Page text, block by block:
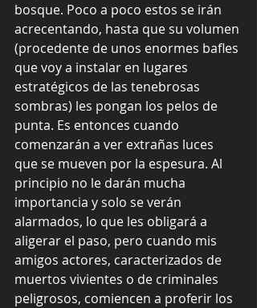
bosque. Poco a poco estos se irán
acrecentando, hasta que su volumen
(procedente de unos enormes bafles
que voy a instalar en lugares
estratégicos de las tenebrosas
sombras) les pongan los pelos de
punta. Es entonces cuando
comenzarán a ver extrañas luces
que se mueven por la espesura. Al
principio no le darán mucha
importancia y solo se verán
alarmados, lo que les obligará a
aligerar el paso, pero cuando mis
amigos actores, caracterizados de
muertos vivientes o de criminales
peligrosos, comiencen a proferir los